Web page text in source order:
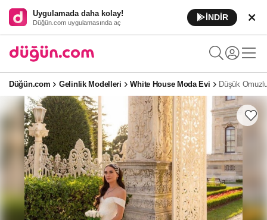
Uygulamada daha kolay!
Düğün.com uygulamasında aç
İNDİR
Düğün.com Gelinlik Modelleri White House Moda Evi Düşük